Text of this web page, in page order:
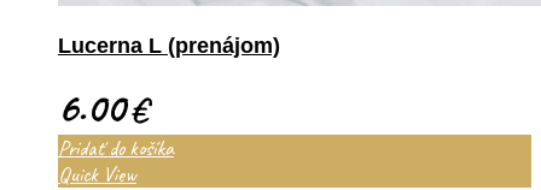
Lucerna L (prenájom)
6.00€
Pridať do košíka
Quick View